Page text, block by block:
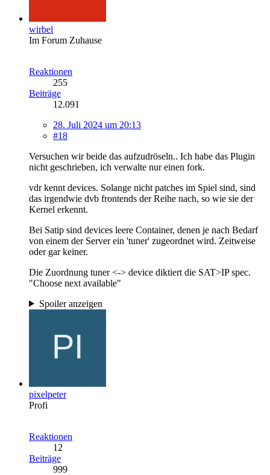
wirbel
Im Forum Zuhause
Reaktionen
255
Beiträge
12.091
28. Juli 2024 um 20:13
#18
Versuchen wir beide das aufzudröseln.. Ich habe das Plugin
nicht geschrieben, ich verwalte nur einen fork.
vdr kennt devices. Solange nicht patches im Spiel sind, sind
das irgendwie dvb frontends der Reihe nach, so wie sie der
Kernel erkennt.
Bei Satip sind devices leere Container, denen je nach Bedarf
von einem der Server ein 'tuner' zugeordnet wird. Zeitweise
oder gar keiner.
Die Zuordnung tuner <-> device diktiert die SAT>IP spec.
"Choose next available"
Spoiler anzeigen
pixelpeter
Profi
Reaktionen
12
Beiträge
999